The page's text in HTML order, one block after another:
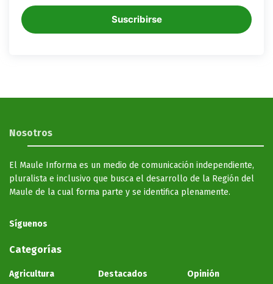
Suscribirse
Nosotros
El Maule Informa es un medio de comunicación independiente,
pluralista e inclusivo que busca el desarrollo de la Región del
Maule de la cual forma parte y se identifica plenamente.
Síguenos
Categorías
Agricultura
Destacados
Opinión